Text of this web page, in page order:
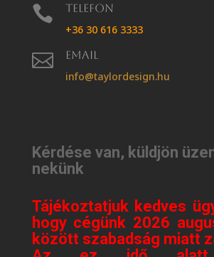

Telefon
+36 30 616 3333

Email
info@taylordesign.hu
Kérdése van, küldjön
nekünk
Tájékoztatjuk kedves
hogy cégünk 2026
között szabadság miatt